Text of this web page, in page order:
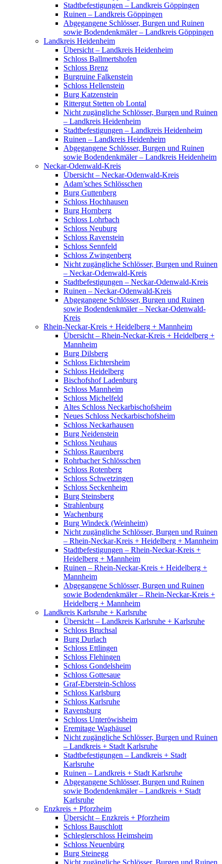
Stadtbefestigungen – Landkreis Göppingen
Ruinen – Landkreis Göppingen
Abgegangene Schlösser, Burgen und Ruinen
sowie Bodendenkmäler – Landkreis Göppingen
Landkreis Heidenheim
Übersicht – Landkreis Heidenheim
Schloss Ballmertshofen
Schloss Brenz
Burgruine Falkenstein
Schloss Hellenstein
Burg Katzenstein
Rittergut Stetten ob Lontal
Nicht zugängliche Schlösser, Burgen und Ruinen
– Landkreis Heidenheim
Stadtbefestigungen – Landkreis Heidenheim
Ruinen – Landkreis Heidenheim
Abgegangene Schlösser, Burgen und Ruinen
sowie Bodendenkmäler – Landkreis Heidenheim
Neckar-Odenwald-Kreis
Übersicht – Neckar-Odenwald-Kreis
Adam’sches Schlösschen
Burg Guttenberg
Schloss Hochhausen
Burg Hornberg
Schloss Lohrbach
Schloss Neuburg
Schloss Ravenstein
Schloss Sennfeld
Schloss Zwingenberg
Nicht zugängliche Schlösser, Burgen und Ruinen
– Neckar-Odenwald-Kreis
Stadtbefestigungen – Neckar-Odenwald-Kreis
Ruinen – Neckar-Odenwald-Kreis
Abgegangene Schlösser, Burgen und Ruinen
sowie Bodendenkmäler – Neckar-Odenwald-
Kreis
Rhein-Neckar-Kreis + Heidelberg + Mannheim
Übersicht – Rhein-Neckar-Kreis + Heidelberg +
Mannheim
Burg Dilsberg
Schloss Eichtersheim
Schloss Heidelberg
Bischofshof Ladenburg
Schloss Mannheim
Schloss Michelfeld
Altes Schloss Neckarbischofsheim
Neues Schloss Neckarbischofsheim
Schloss Neckarhausen
Burg Neidenstein
Schloss Neuhaus
Schloss Rauenberg
Rohrbacher Schlösschen
Schloss Rotenberg
Schloss Schwetzingen
Schloss Seckenheim
Burg Steinsberg
Strahlenburg
Wachenburg
Burg Windeck (Weinheim)
Nicht zugängliche Schlösser, Burgen und Ruinen
– Rhein-Neckar-Kreis + Heidelberg + Mannheim
Stadtbefestigungen – Rhein-Neckar-Kreis +
Heidelberg + Mannheim
Ruinen – Rhein-Neckar-Kreis + Heidelberg +
Mannheim
Abgegangene Schlösser, Burgen und Ruinen
sowie Bodendenkmäler – Rhein-Neckar-Kreis +
Heidelberg + Mannheim
Landkreis Karlsruhe + Karlsruhe
Übersicht – Landkreis Karlsruhe + Karlsruhe
Schloss Bruchsal
Burg Durlach
Schloss Ettlingen
Schloss Flehingen
Schloss Gondelsheim
Schloss Gottesaue
Graf-Eberstein-Schloss
Schloss Karlsburg
Schloss Karlsruhe
Ravensburg
Schloss Unteröwisheim
Eremitage Waghäusel
Nicht zugängliche Schlösser, Burgen und Ruinen
– Landkreis + Stadt Karlsruhe
Stadtbefestigungen – Landkreis + Stadt
Karlsruhe
Ruinen – Landkreis + Stadt Karlsruhe
Abgegangene Schlösser, Burgen und Ruinen
sowie Bodendenkmäler – Landkreis + Stadt
Karlsruhe
Enzkreis + Pforzheim
Übersicht – Enzkreis + Pforzheim
Schloss Bauschlott
Schleglerschloss Heimsheim
Schloss Neuenbürg
Burg Steinegg
Nicht zugängliche Schlösser, Burgen und Ruinen